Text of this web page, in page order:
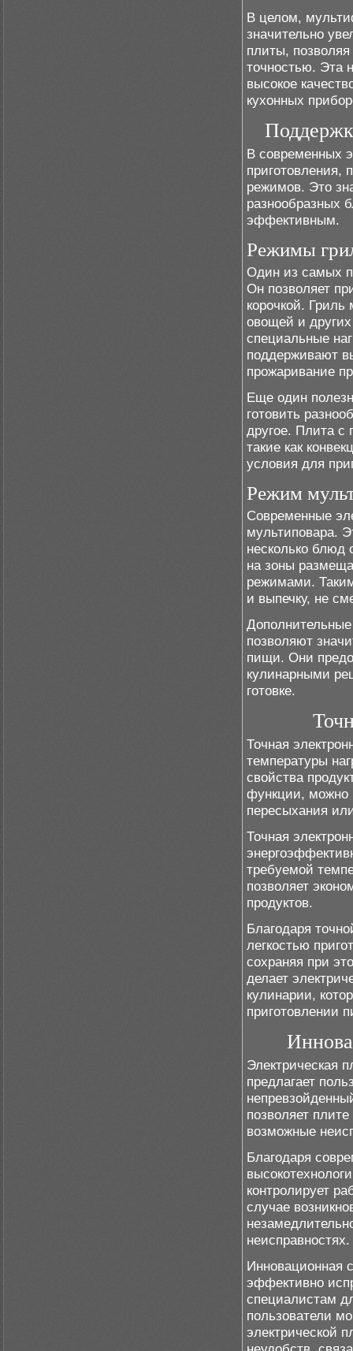
В целом,
значительно
плиты,
точностью. Эта
высокое
кухонных
В современных
приготовления,
режимов. Это
разнообразных
эффективным.
Режимы
Один из самых
Он позволяет
корочкой.
овощей и
специальные
поддерживают
прожаривание
Еще один
готовить
другое. Плита с
такие как
условия для
Режим
Современные
мультиповара.
несколько блюд
на зоны
режимами.
и выпечку, не
позволяют
пищи. Они
кулинарными
готовке.
Точная
температуры
свойства
функции, можно
пересыхания
Точная
требуемой
позволяет
продуктов.
Благодаря
легкостью
сохраняя при
делает
кулинарии,
приготовлении
Электрическая
предлагает
позволяет
возможные
Благодаря
контролирует
случае
неисправностях.
Инновационная
эффективно
специалистам
пользователи
электрической